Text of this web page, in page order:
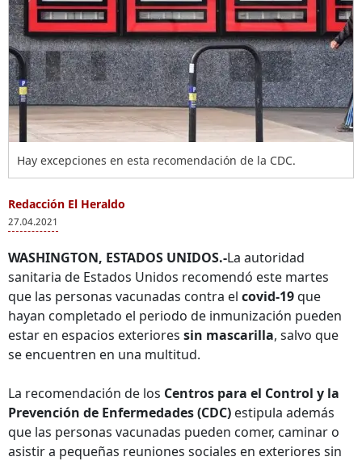
Hay excepciones en esta recomendación de la CDC.
Redacción El Heraldo
27.04.2021
WASHINGTON, ESTADOS UNIDOS.-La autoridad
sanitaria de Estados Unidos recomendó este martes
que las personas vacunadas contra el covid-19que
hayan completado el periodo de inmunización pueden
estar en espacios exteriores sin mascarilla, salvo que
se encuentren en una multitud.
La recomendación de los Centros para el Control y la
Prevención de Enfermedades (CDC) estipula además
que las personas vacunadas pueden comer, caminar o
asistir a pequeñas reuniones sociales en exteriores sin